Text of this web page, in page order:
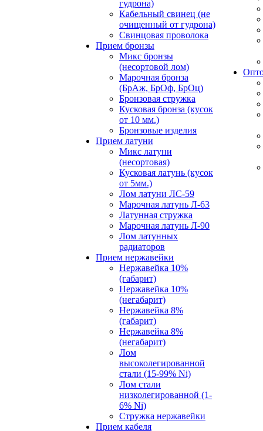
гудрона)
Кабельный свинец (не
очищенный от гудрона)
Свинцовая проволока
Прием бронзы
Микс бронзы
(несортовой лом)
Марочная бронза
(БрАж, БрОф, БрОц)
Бронзовая стружка
Кусковая бронза (кусок
от 10 мм.)
Бронзовые изделия
Прием латуни
Микс латуни
(несортовая)
Кусковая латунь (кусок
от 5мм.)
Лом латуни ЛС-59
Марочная латунь Л-63
Латунная стружка
Марочная латунь Л-90
Лом латунных
радиаторов
Прием нержавейки
Нержавейка 10%
(габарит)
Нержавейка 10%
(негабарит)
Нержавейка 8%
(габарит)
Нержавейка 8%
(негабарит)
Лом
высоколегированной
стали (15-99% Ni)
Лом стали
низколегированной (1-
6% Ni)
Стружка нержавейки
Прием кабеля